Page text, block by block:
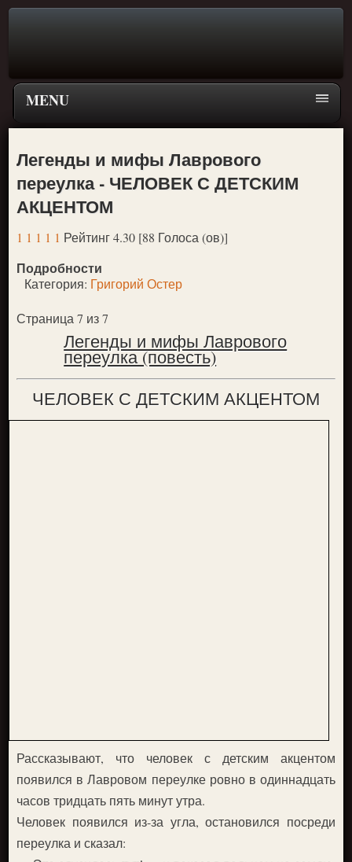
MENU
Главная страница
Поиск
ПЕРЕЙТИ К ГЛАВНОМУ МЕНЮ СКАЗОК
Легенды и мифы Лаврового
переулка - ЧЕЛОВЕК С ДЕТСКИМ
АКЦЕНТОМ
1 1 1 1 1 Рейтинг 4.30 [88 Голоса (ов)]
Подробности
Категория: Григорий Остер
Страница 7 из 7
Легенды и мифы Лаврового
переулка (повесть)
ЧЕЛОВЕК С ДЕТСКИМ АКЦЕНТОМ
Рассказывают, что человек с детским акцентом
появился в Лавровом переулке ровно в одиннадцать
часов тридцать пять минут утра.
Человек появился из-за угла, остановился посреди
переулка и сказал: